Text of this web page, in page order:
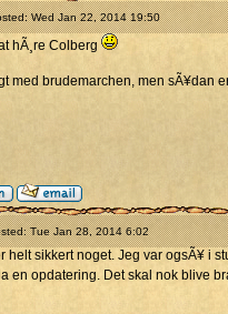
Wed Jan 22, 2014 19:50
hÃ¸re Colberg
med brudemarchen, men sÃ¥dan
Tue Jan 28, 2014 6:02
helt sikkert noget. Jeg var ogsÃ¥ i
en opdatering. Det skal nok blive